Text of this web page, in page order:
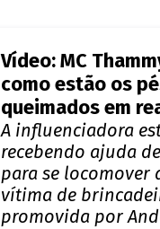
Vídeo: MC
como estão os
queimados em
A influenciadora
recebendo ajuda
para se locomover
vítima de
promovida por